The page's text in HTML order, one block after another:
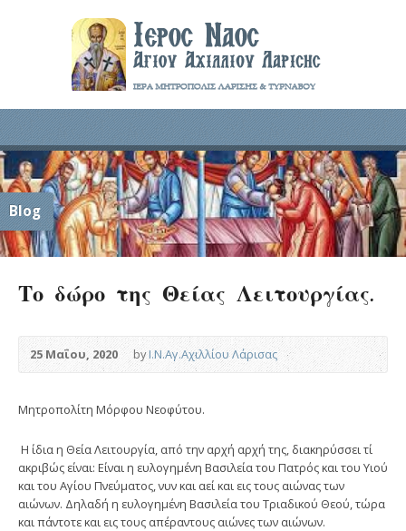
Blog
Το δώρο της Θείας Λειτουργίας.
25 Μαΐου, 2020 byΙ.Ν.Αγ.Αχιλλίου Λάρισας
Μητροπολίτη Μόρφου Νεοφύτου.
Η ίδια η Θεία Λειτουργία, από την αρχή αρχή της, διακηρύσσει τί
ακριβώς είναι: Είναι η ευλογημένη Βασιλεία του Πατρός και του Υιού
και του Αγίου Πνεύματος, νυν και αεί και εις τους αιώνας των
αιώνων. Δηλαδή η ευλογημένη Βασιλεία του Τριαδικού Θεού, τώρα
και πάντοτε και εις τους απέραντους αιώνες των αιώνων.